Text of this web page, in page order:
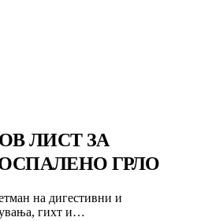
ЛИСТ ЗА
ГРЛО
на дигестивни и
гихт и…